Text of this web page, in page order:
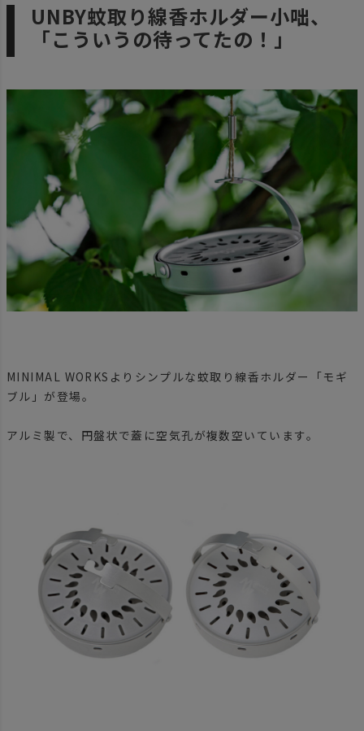
UNBY蚊取り線香ホルダー小咄、
「こういうの待ってたの！」
MINIMAL WORKSよりシンプルな蚊取り線香ホルダー「モギ
ブル」が登場。
アルミ製で、円盤状で蓋に空気孔が複数空いています。